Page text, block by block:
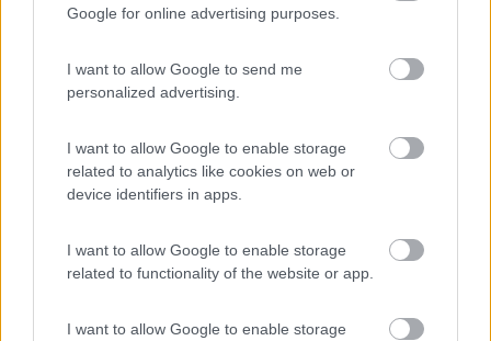
Google for online advertising purposes.
I want to allow Google to send me
personalized advertising.
I want to allow Google to enable storage
related to analytics like cookies on web or
device identifiers in apps.
I want to allow Google to enable storage
related to functionality of the website or app.
I want to allow Google to enable storage
motociclista12
1072
Hai provato a staccare il meno dell'allarme dalla batteria ed
attaccarlo direttamente a massa?